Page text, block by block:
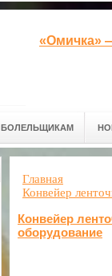
«Омичка»
БОЛЕЛЬЩИКАМ
Главная
Конвейер
Конвейер
оборудование